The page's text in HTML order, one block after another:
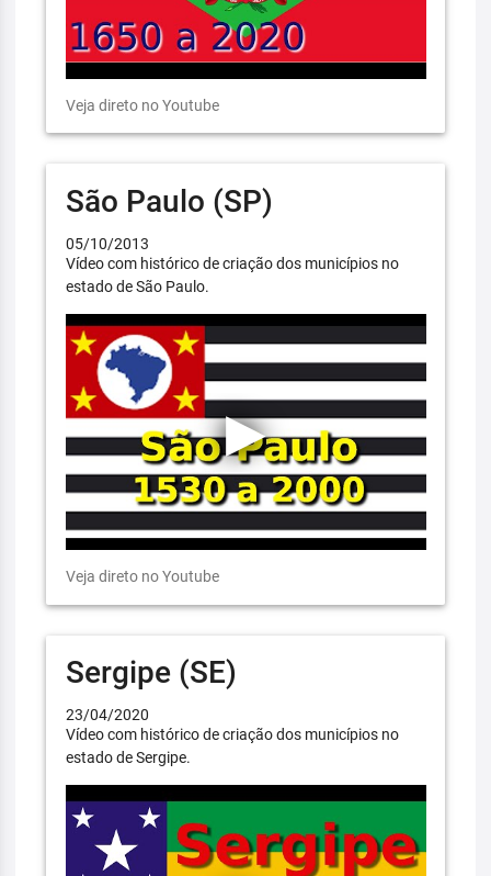
Veja direto no Youtube
São Paulo (SP)
05/10/2013
Vídeo com histórico de criação dos municípios no
estado de São Paulo.
Veja direto no Youtube
Sergipe (SE)
23/04/2020
Vídeo com histórico de criação dos municípios no
estado de Sergipe.